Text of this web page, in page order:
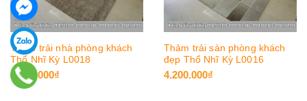
Thảm trải nhà phòng khách
Thổ Nhĩ Kỳ L0018
4.200.000₫
Thảm trải sàn phòng khách
đẹp Thổ Nhĩ Kỳ L0016
4.200.000₫